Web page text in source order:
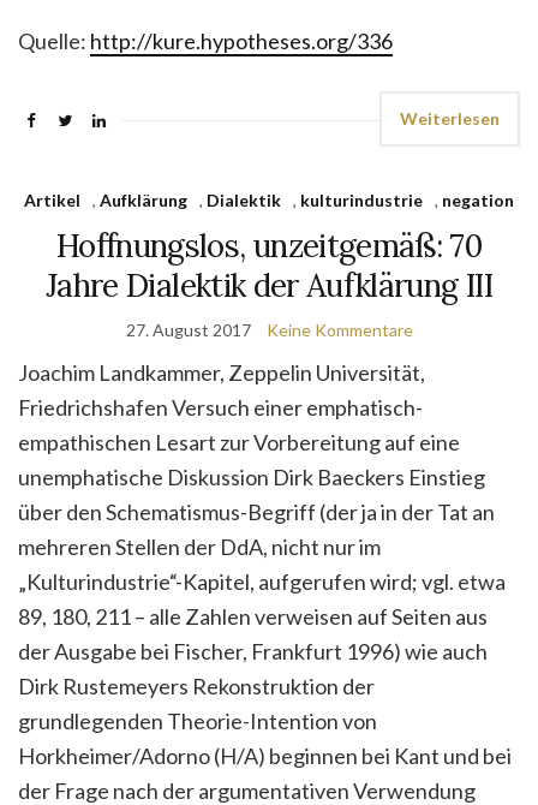
Quelle: http://kure.hypotheses.org/336
Weiterlesen
Artikel , Aufklärung , Dialektik , kulturindustrie , negation
Hoffnungslos, unzeitgemäß: 70
Jahre Dialektik der Aufklärung III
27. August 2017 Keine Kommentare
Joachim Landkammer, Zeppelin Universität,
Friedrichshafen Versuch einer emphatisch-
empathischen Lesart zur Vorbereitung auf eine
unemphatische Diskussion Dirk Baeckers Einstieg
über den Schematismus-Begriff (der ja in der Tat an
mehreren Stellen der DdA, nicht nur im
„Kulturindustrie“-Kapitel, aufgerufen wird; vgl. etwa
89, 180, 211 – alle Zahlen verweisen auf Seiten aus
der Ausgabe bei Fischer, Frankfurt 1996) wie auch
Dirk Rustemeyers Rekonstruktion der
grundlegenden Theorie-Intention von
Horkheimer/Adorno (H/A) beginnen bei Kant und bei
der Frage nach der argumentativen Verwendung